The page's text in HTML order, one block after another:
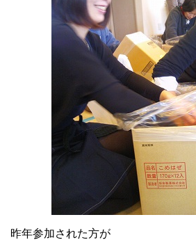
昨年参加された方が